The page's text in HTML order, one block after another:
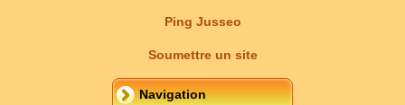
Ping Jusseo
Soumettre un site
Navigation